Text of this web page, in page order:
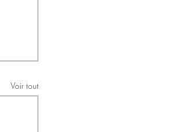
Voir tout